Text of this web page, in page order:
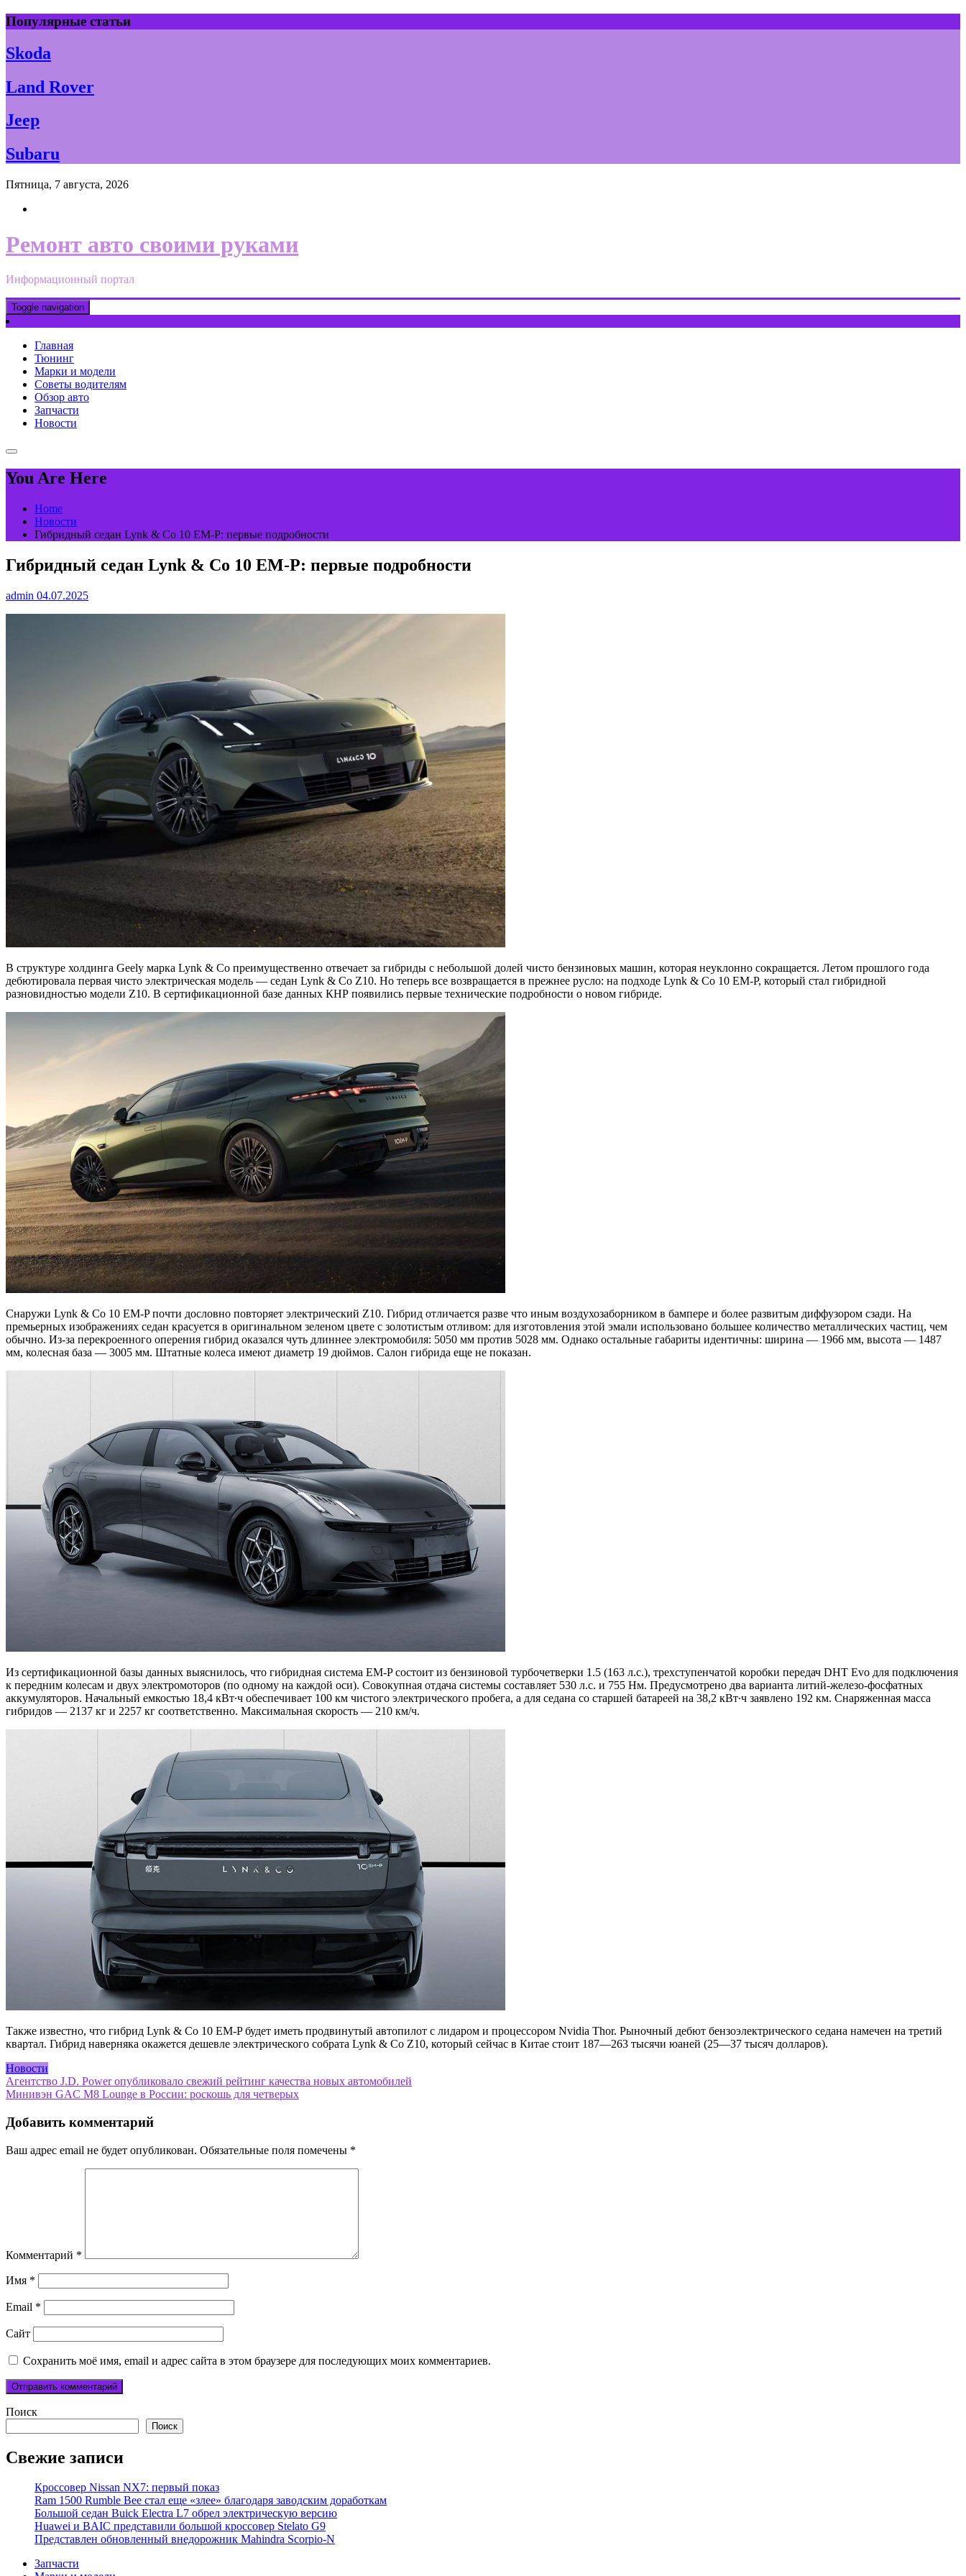
Skip
to
content
Популярные статьи
Skoda
Land Rover
Jeep
Subaru
Пятница, 7 августа, 2026
Ремонт авто своими руками
Информационный портал
Toggle navigation
Главная
Тюнинг
Марки и модели
Советы водителям
Обзор авто
Запчасти
Новости
You Are Here
Home
Новости
Гибридный седан Lynk & Co 10 EM-P: первые подробности
Гибридный седан Lynk & Co 10 EM-P: первые подробности
admin 04.07.2025
В структуре холдинга Geely марка Lynk & Co преимущественно отвечает за гибриды с небольшой долей чисто бензиновых машин, которая неуклонно сокращается. Летом прошлого года
дебютировала первая чисто электрическая модель — седан Lynk & Co Z10. Но теперь все возвращается в прежнее русло: на подходе Lynk & Co 10 EM-P, который стал гибридной
разновидностью модели Z10. В сертификационной базе данных КНР появились первые технические подробности о новом гибриде.
Снаружи Lynk & Co 10 EM-P почти дословно повторяет электрический Z10. Гибрид отличается разве что иным воздухозаборником в бампере и более развитым диффузором сзади. На
премьерных изображениях седан красуется в оригинальном зеленом цвете с золотистым отливом: для изготовления этой эмали использовано большее количество металлических частиц, чем
обычно. Из-за перекроенного оперения гибрид оказался чуть длиннее электромобиля: 5050 мм против 5028 мм. Однако остальные габариты идентичны: ширина — 1966 мм, высота — 1487
мм, колесная база — 3005 мм. Штатные колеса имеют диаметр 19 дюймов. Салон гибрида еще не показан.
Из сертификационной базы данных выяснилось, что гибридная система EM-P состоит из бензиновой турбочетверки 1.5 (163 л.с.), трехступенчатой коробки передач DHT Evo для подключения
к передним колесам и двух электромоторов (по одному на каждой оси). Совокупная отдача системы составляет 530 л.с. и 755 Нм. Предусмотрено два варианта литий-железо-фосфатных
аккумуляторов. Начальный емкостью 18,4 кВт∙ч обеспечивает 100 км чистого электрического пробега, а для седана со старшей батареей на 38,2 кВт∙ч заявлено 192 км. Снаряженная масса
гибридов — 2137 кг и 2257 кг соответственно. Максимальная скорость — 210 км/ч.
Также известно, что гибрид Lynk & Co 10 EM-P будет иметь продвинутый автопилот с лидаром и процессором Nvidia Thor. Рыночный дебют бензоэлектрического седана намечен на третий
квартал. Гибрид наверняка окажется дешевле электрического собрата Lynk & Co Z10, который сейчас в Китае стоит 187—263 тысячи юаней (25—37 тысяч долларов).
Новости
Навигация
по
записям
Агентство J.D. Power опубликовало свежий рейтинг качества новых автомобилей
Минивэн GAC M8 Lounge в России: роскошь для четверых
Добавить комментарий
Ваш адрес email не будет опубликован. Обязательные поля помечены *
Комментарий *
Имя *
Email *
Сайт
Сохранить моё имя, email и адрес сайта в этом браузере для последующих моих комментариев.
Поиск
Поиск
Свежие записи
Кроссовер Nissan NX7: первый показ
Ram 1500 Rumble Bee стал еще «злее» благодаря заводским доработкам
Большой седан Buick Electra L7 обрел электрическую версию
Huawei и BAIC представили большой кроссовер Stelato G9
Представлен обновленный внедорожник Mahindra Scorpio-N
Запчасти